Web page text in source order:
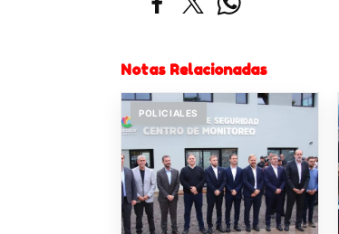
Notas Relacionadas
POLICIALES